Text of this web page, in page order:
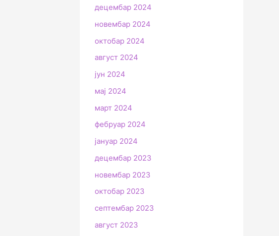
децембар 2024
новембар 2024
октобар 2024
август 2024
јун 2024
мај 2024
март 2024
фебруар 2024
јануар 2024
децембар 2023
новембар 2023
октобар 2023
септембар 2023
август 2023